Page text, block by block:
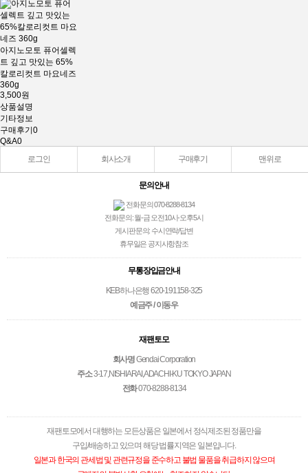
아지노모토 퓨어셀렉
트 깊고 맛있는 65%
칼로리컷트 마요네즈
360g
3,500원
상품설명
기타정보
구매후기 0
Q&A0
로그인
회사소개 구매후기 맨위로
문의안내
전화문의 070-8288-8134
전화문의: 월-금 오전10시-오후5시
게시판문의: 수시연락/답변
휴무일은 공지사항참조
무통장입금안내
KEB하나은행 620-191158-325
예금주 / 이동우
재팬토모
회사명Gendai Corporation
주소3-17,NISHIARAI,ADACHI-KU TOKYO JAPAN
전화070-8288-8134
재팬토모에서 대행하는 모든상품은 일본에서 정식제조된 정품만을
구입/배송하고 있으며 해당 법률지역은 일본입니다.
일본과 한국의 관세법 및 관련규정을 준수하고 불법 물품을 취급하지 않으며